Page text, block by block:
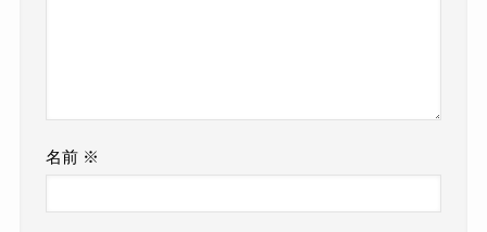
名前 ※